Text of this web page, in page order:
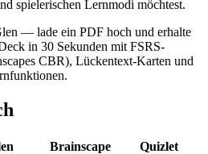
spielerischen Lernmodi möchtest.
— lade ein PDF hoch und erhalte
in 30 Sekunden mit FSRS-
CBR), Lückentext-Karten und
Brainscape
Quizlet